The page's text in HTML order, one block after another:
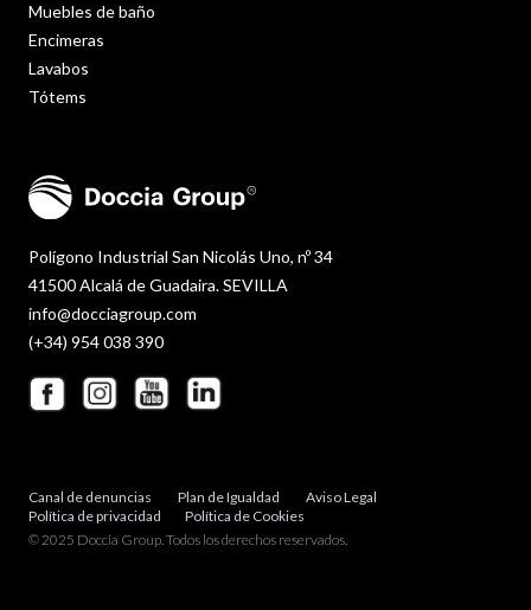
Polígono Industrial San Nicolás Uno, nº 34
41500 Alcalá de Guadaira. SEVILLA
info@docciagroup.com
(+34) 954 038 390
Muebles de baño
Encimeras
Lavabos
Tótems
Canal de denuncias Plan de Igualdad
Aviso Legal
Política de privacidad
Política de Cookies
© 2025 Doccia Group. Todos los derechos reservados.